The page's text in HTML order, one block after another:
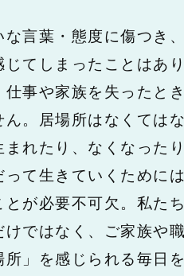
言葉・態度に傷つき
じてしまったことはあ
事や家族を失ったと
ん。居場所はなくては
れたり、なくなった
って生きていくために
とが必要不可欠。私た
ではなく、ご家族や
」を感じられる毎日